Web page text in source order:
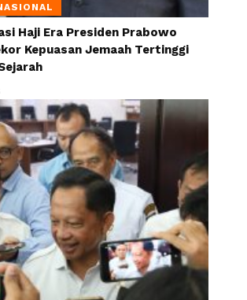
Haji Era Presiden Prabowo
Kepuasan Jemaah Tertinggi